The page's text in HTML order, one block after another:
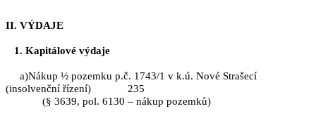
II. VÝDAJE
1. Kapitálové výdaje
a)Nákup ½ pozemku p.č. 1743/1 v k.ú. Nové Strašecí
(insolvenční řízení) 235
(§ 3639, pol. 6130 – nákup pozemků)